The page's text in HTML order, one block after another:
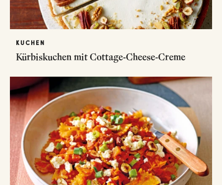
KUCHEN
Kürbiskuchen mit Cottage-Cheese-Creme